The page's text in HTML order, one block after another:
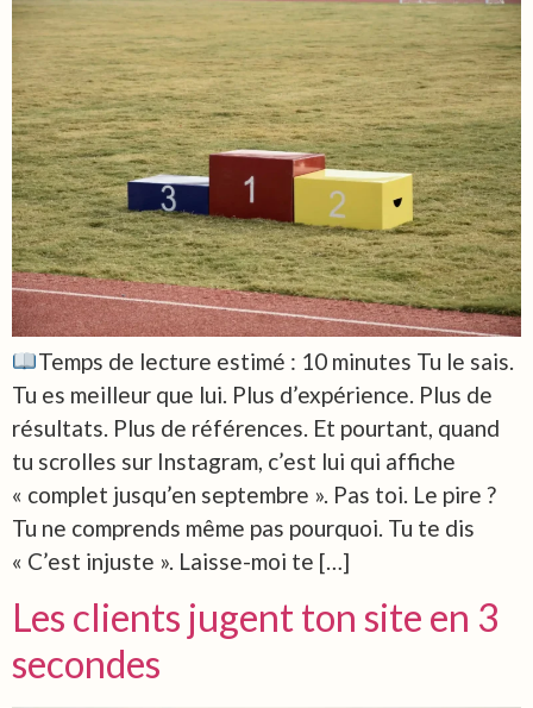
Temps de lecture estimé : 10 minutes Tu le sais.
Tu es meilleur que lui. Plus d’expérience. Plus de
résultats. Plus de références. Et pourtant, quand
tu scrolles sur Instagram, c’est lui qui affiche
« complet jusqu’en septembre ». Pas toi. Le pire ?
Tu ne comprends même pas pourquoi. Tu te dis
« C’est injuste ». Laisse-moi te […]
Les clients jugent ton site en 3
secondes